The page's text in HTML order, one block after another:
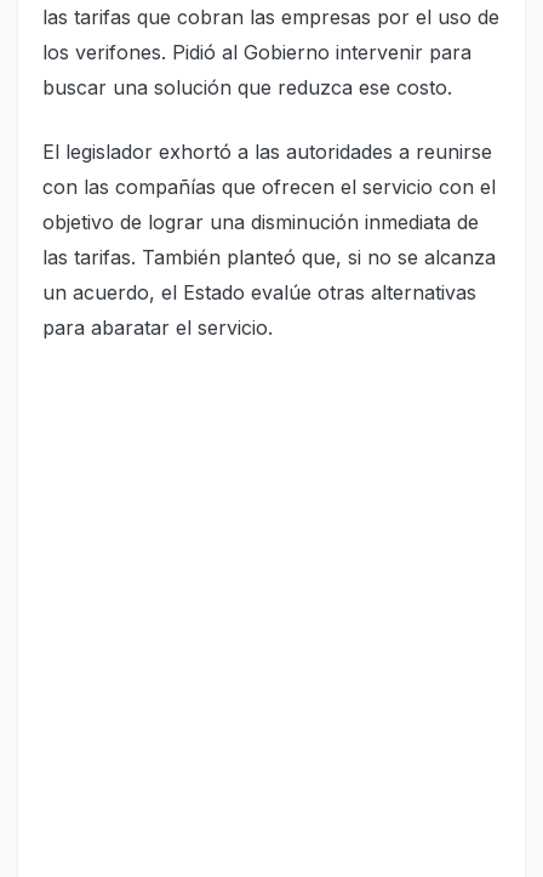
las tarifas que cobran las empresas por el uso de
los verifones. Pidió al Gobierno intervenir para
buscar una solución que reduzca ese costo.
El legislador exhortó a las autoridades a reunirse
con las compañías que ofrecen el servicio con el
objetivo de lograr una disminución inmediata de
las tarifas. También planteó que, si no se alcanza
un acuerdo, el Estado evalúe otras alternativas
para abaratar el servicio.